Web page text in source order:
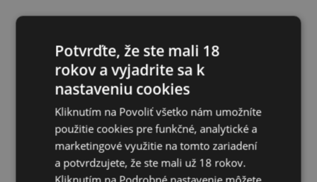
Potvrďte, že ste mali 18
rokov a vyjadrite sa k
nastaveniu cookies
Kliknutím na Povoliť všetko nám umožníte
použitie cookies pre funkčné, analytické a
marketingové využitie na tomto zariadení
a potvrdzujete, že ste mali už 18 rokov.